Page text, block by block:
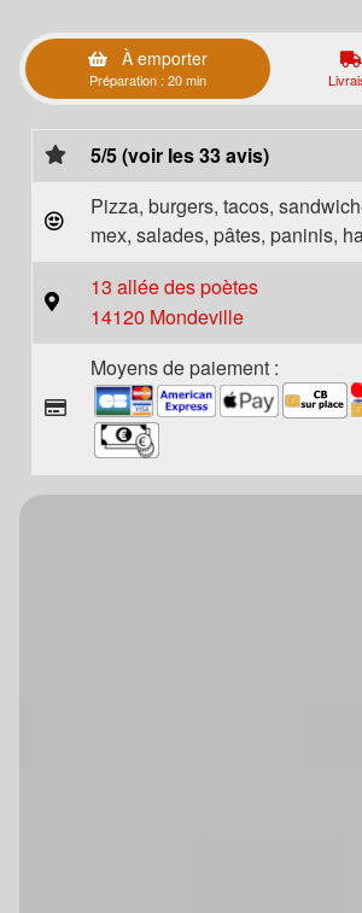
À emporter
Préparation : 20 min
5/5 (voir les 33 avis)
Pizza, burgers, tacos,
mex, salades, pâtes, paninis,
13 allée des poètes
14120 Mondeville
Moyens de paiement :